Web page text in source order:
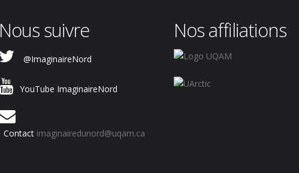
Nous suivre
@ImaginaireNord
YouTube ImaginaireNord
Contactimaginairedunord@uqam.ca
Nos affiliations